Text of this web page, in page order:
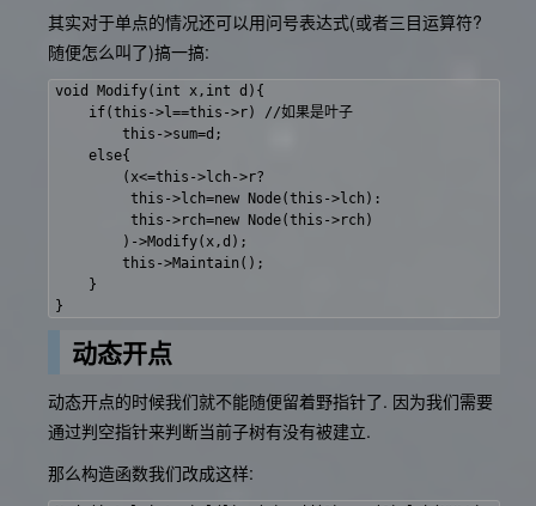
其实对于单点的情况还可以用问号表达式(或者三目运算符?
随便怎么叫了)搞一搞:
void Modify(int x,int d){
    if(this->l==this->r) //如果是叶子
        this->sum=d;
    else{
        (x<=this->lch->r?
         this->lch=new Node(this->lch):
         this->rch=new Node(this->rch)
        )->Modify(x,d);
        this->Maintain();
    }
动态开点
动态开点的时候我们就不能随便留着野指针了. 因为我们需要
通过判空指针来判断当前子树有没有被建立.
那么构造函数我们改成这样: